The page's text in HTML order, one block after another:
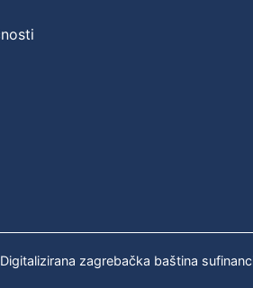
zagrebačka baština